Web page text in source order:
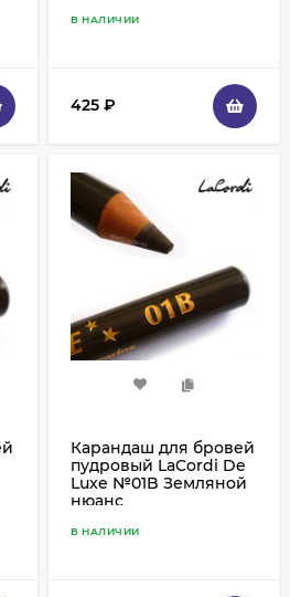
В НАЛИЧИИ
425 ₽
Карандаш для бровей
пудровый LaCordi De
Luxe №01B Земляной
нюанс
В НАЛИЧИИ